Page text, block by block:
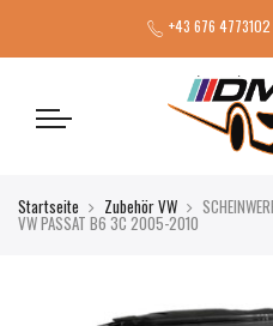
+43 676 4773102
Startseite Zubehör VW
VW PASSAT B6 3C 2005-2010